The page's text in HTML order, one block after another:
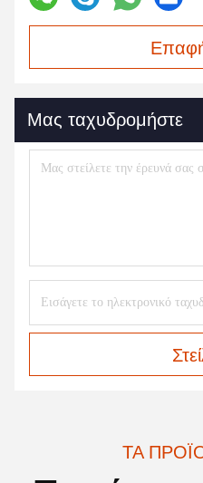
Μας ταχυδρομήστε
ΤΑ